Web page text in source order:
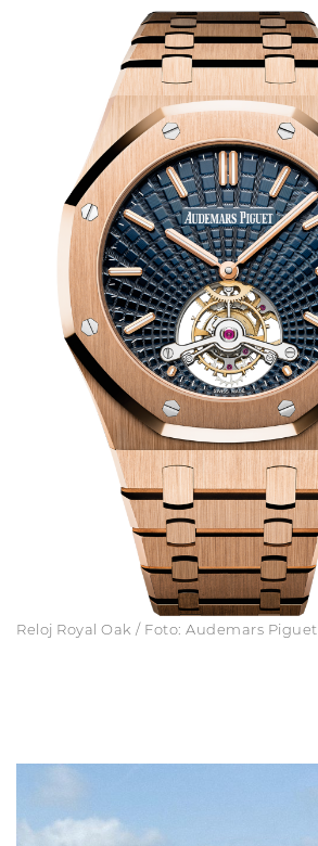
Reloj Royal Oak / Foto: Audemars Piguet